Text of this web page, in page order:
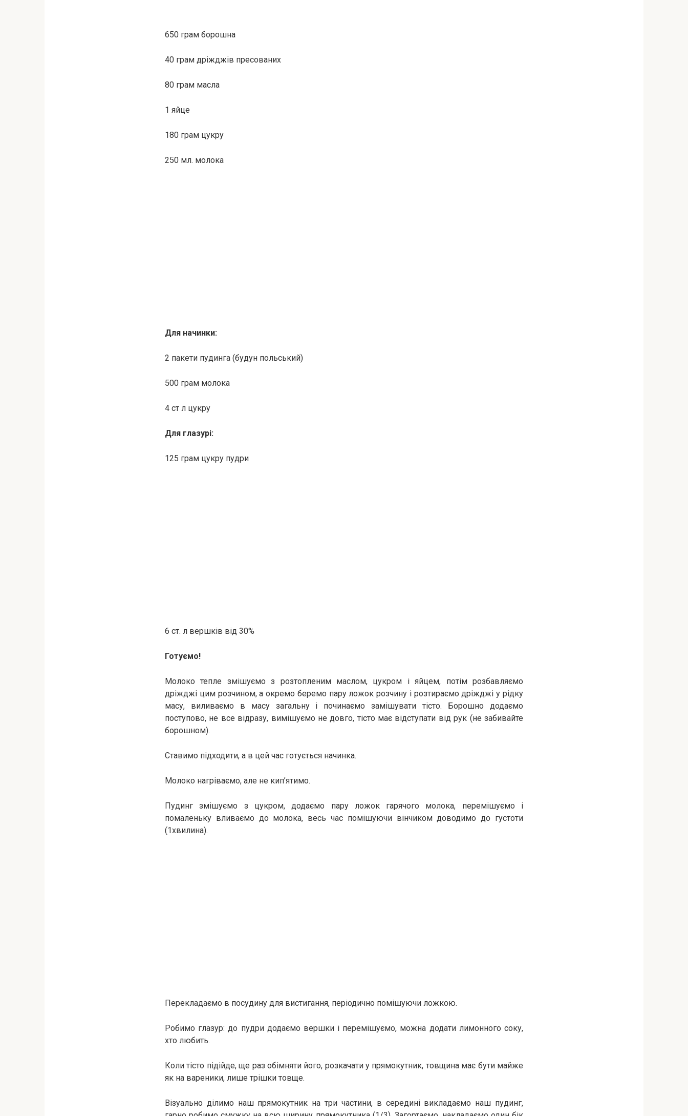
650 грам борошна
40 грам дріжджів пресованих
80 грам масла
1 яйце
180 грам цукру
250 мл. молока
Для начинки:
2 пакети пудинга (будун польський)
500 грам молока
4 ст л цукру
Для глазурі:
125 грам цукру пудри
6 ст. л вершків від 30%
Готуємо!
Молоко тепле змішуємо з розтопленим маслом, цукром і яйцем, потім розбавляємо
дріжджі цим розчином, а окремо беремо пару ложок розчину і розтираємо дріжджі у рідку
масу, виливаємо в масу загальну і починаємо замішувати тісто. Борошно додаємо
поступово, не все відразу, вимішуємо не довго, тісто має відступати від рук (не забивайте
борошном).
Ставимо підходити, а в цей час готується начинка.
Молоко нагріваємо, але не кип’ятимо.
Пудинг змішуємо з цукром, додаємо пару ложок гарячого молока, перемішуємо і
помаленьку вливаємо до молока, весь час помішуючи вінчиком доводимо до густоти
(1хвилина).
Перекладаємо в посудину для вистигання, періодично помішуючи ложкою.
Робимо глазур: до пудри додаємо вершки і перемішуємо, можна додати лимонного соку,
хто любить.
Коли тісто підійде, ще раз обімняти його, розкачати у прямокутник, товщина має бути майже
як на вареники, лише трішки товще.
Візуально ділимо наш прямокутник на три частини, в середині викладаємо наш пудинг,